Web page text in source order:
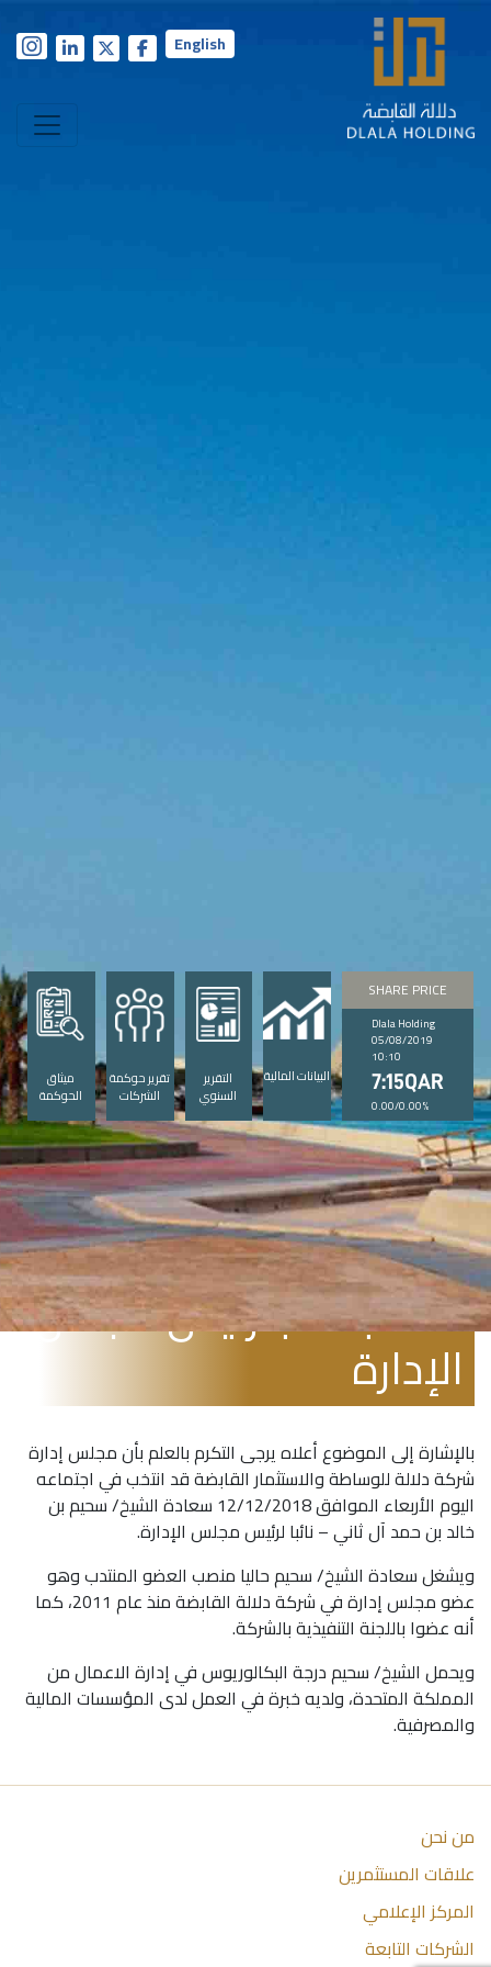
English
SHARE PRICE
Dlala Holding
05/08/2019
10:10
7:15QAR
0.00/0.00%
البيانات المالية
التقرير
السنوي
تقرير حوكمة
الشركات
ميثاق
الحوكمة
ديسمبر 12, 2018
انتخاب نائب رئيس مجلس
الإدارة
بالإشارة إلى الموضوع أعلاه يرجى التكرم بالعلم بأن مجلس إدارة
شركة دلالة للوساطة والاستثمار القابضة قد انتخب في اجتماعه
اليوم الأربعاء الموافق 12/12/2018 سعادة الشيخ/ سحيم بن
خالد بن حمد آل ثاني – نائبا لرئيس مجلس الإدارة.
ويشغل سعادة الشيخ/ سحيم حاليا منصب العضو المنتدب وهو
عضو مجلس إدارة في شركة دلالة القابضة منذ عام 2011، كما
أنه عضوا باللجنة التنفيذية بالشركة.
ويحمل الشيخ/ سحيم درجة البكالوريوس في إدارة الاعمال من
المملكة المتحدة، ولديه خبرة في العمل لدى المؤسسات المالية
والمصرفية.
من نحن
علاقات المستثمرين
المركز الإعلامي
الشركات التابعة